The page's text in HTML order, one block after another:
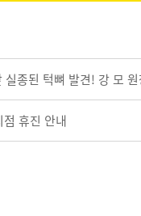
종된 턱뼈 발견! 강 모
휴진 안내